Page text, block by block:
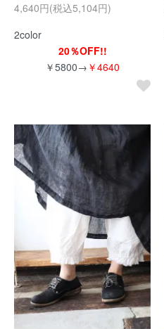
4,640円(税込5,104円)
2color
20％OFF!!
￥5800→ ￥4640